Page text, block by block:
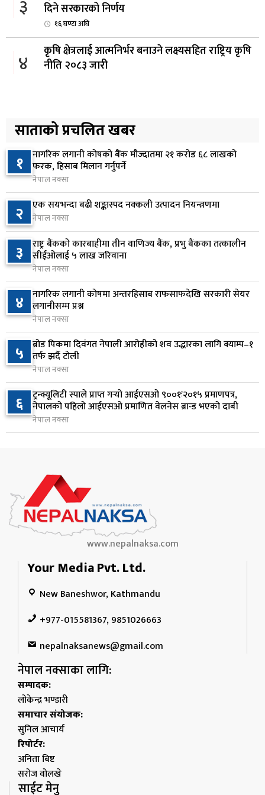
३
दिने सरकारको निर्णय
१६ घण्टा अघि
४
कृषि क्षेत्रलाई आत्मनिर्भर बनाउने लक्ष्यसहित राष्ट्रिय कृषि
नीति २०८३ जारी
५ १७ घण्टा अघि
६
नेपाल फार्मेसी परिषद्को अध्यक्षमा डा. कादिर आलम
नियुक्त
७
नबिल बैंकको नाफा ३३.५० प्रतिशतले बढ्यो, लाभांश
क्षमता १९.१० प्रतिशत
१८ घण्टा अघि
८
राष्ट्र बैंकलाई अर्थमन्त्री वाग्लेको आग्रह: नियामक मात्र
होइन, आर्थिक विकासको सहयात्री बन्नुस्
१८ घण्टा अघि
९ स्पेस–एक्सको रकेटको भाग आज चन्द्रमासँग ठोक्किँदै
१९ घण्टा अघि
१० एभरेस्ट बैंकको खुद नाफा ४.७५ प्रतिशतले बढ्यो
१९ घण्टा अघि
साताको प्रचलित खबर
१ नागरिक लगानी कोषको बैंक मौज्दातमा २१ करोड ६८ लाखको
फरक, हिसाब मिलान गर्नुपर्ने
नेपाल नक्सा
२ एक सयभन्दा बढी शङ्कास्पद नक्कली उत्पादन नियन्त्रणमा
नेपाल नक्सा
३ राष्ट्र बैंकको कारबाहीमा तीन वाणिज्य बैंक, प्रभु बैंकका तत्कालीन
सीईओलाई ५ लाख जरिवाना
नेपाल नक्सा
४ नागरिक लगानी कोषमा अन्तरहिसाब राफसाफदेखि सरकारी सेयर
लगानीसम्म प्रश्न
नेपाल नक्सा
५ ब्रोड पिकमा दिवंगत नेपाली आरोहीको शव उद्धारका लागि क्याम्प–१
तर्फ झर्दै टोली
नेपाल नक्सा
६ ट्रन्क्यूलिटी स्पाले प्राप्त गर्‍यो आईएसओ ९००१ः२०१५ प्रमाणपत्र,
नेपालको पहिलो आईएसओ प्रमाणित वेलनेस ब्रान्ड भएको दाबी
नेपाल नक्सा
www.nepalnaksa.com
Your Media Pvt. Ltd.
New Baneshwor, Kathmandu
+977-015581367, 9851026663
nepalnaksanews@gmail.com
नेपाल नक्साका लागि:
सम्पादक:
लोकेन्द्र भण्डारी
समाचार संयोजक:
सुनिल आचार्य
रिपोर्टर:
अनिता बिष्ट
सरोज वोलखे
साईट मेनु